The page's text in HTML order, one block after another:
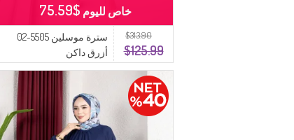
$313.90
$125.99
سترة موسلين 5505-02
أزرق داكن
خاص لليوم $75.59